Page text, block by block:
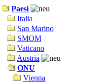
Paesi
Italia
San Marino
SMOM
Vaticano
Austria
ONU
Vienna